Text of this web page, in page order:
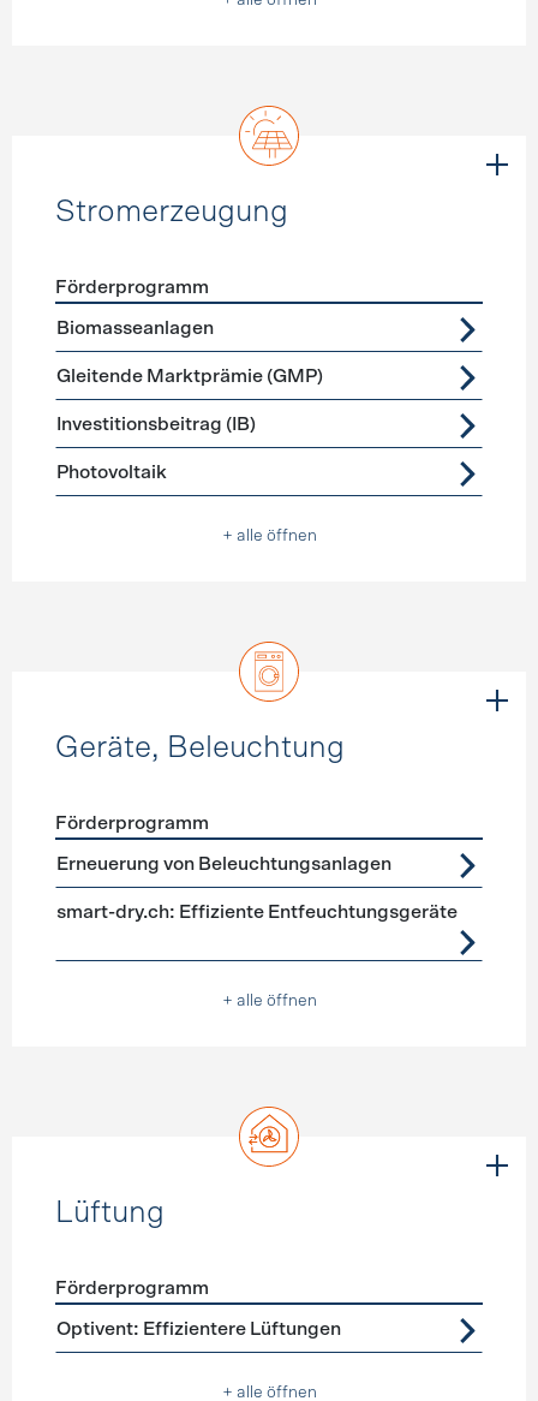
Stromerzeugung
Förderprogramme
Förderprogramm
Biomasseanlagen
Gleitende Marktprämie (GMP)
Investitionsbeitrag (IB)
Photovoltaik
+ alle öffnen
Geräte, Beleuchtung
Förderprogramme Geräte, Beleuchtung
Förderprogramm
Erneuerung von Beleuchtungsanlagen
smart-dry.ch: Effiziente Entfeuchtungsgeräte
+ alle öffnen
Lüftung
Förderprogramme Lüftung
Förderprogramm
Optivent: Effizientere Lüftungen
+ alle öffnen